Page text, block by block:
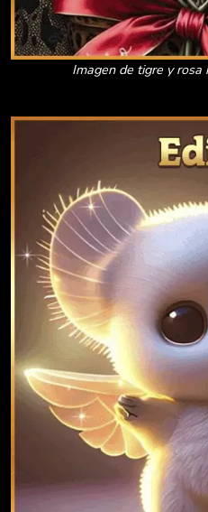
Imagen de tigre y rosa